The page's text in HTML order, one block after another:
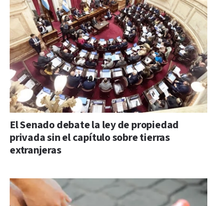
El Senado debate la ley de propiedad
privada sin el capítulo sobre tierras
extranjeras